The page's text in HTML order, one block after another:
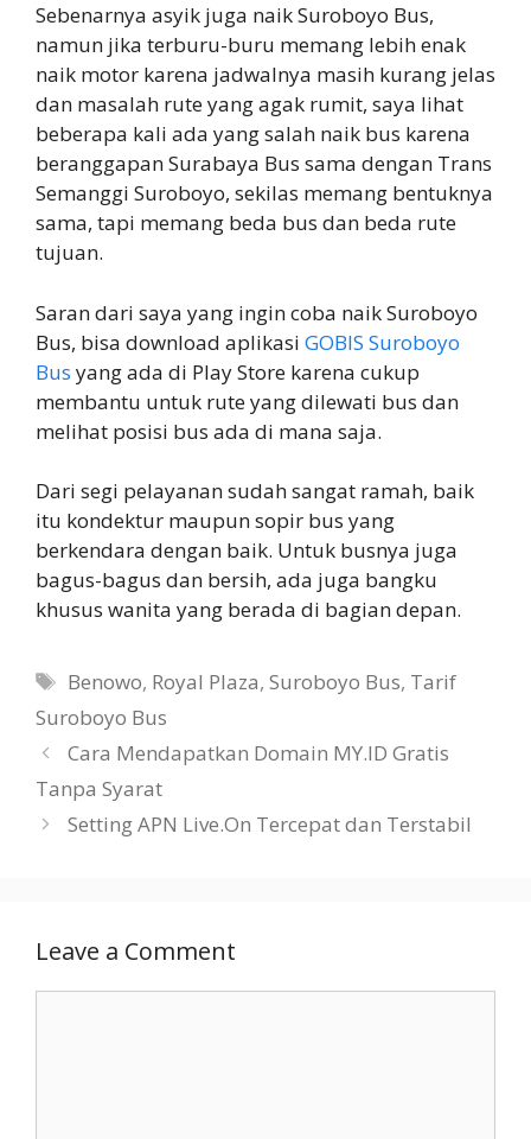
Sebenarnya asyik juga naik Suroboyo Bus,
namun jika terburu-buru memang lebih enak
naik motor karena jadwalnya masih kurang jelas
dan masalah rute yang agak rumit, saya lihat
beberapa kali ada yang salah naik bus karena
beranggapan Surabaya Bus sama dengan Trans
Semanggi Suroboyo, sekilas memang bentuknya
sama, tapi memang beda bus dan beda rute
tujuan.
Saran dari saya yang ingin coba naik Suroboyo
Bus, bisa download aplikasi GOBIS Suroboyo
Bus yang ada di Play Store karena cukup
membantu untuk rute yang dilewati bus dan
melihat posisi bus ada di mana saja.
Dari segi pelayanan sudah sangat ramah, baik
itu kondektur maupun sopir bus yang
berkendara dengan baik. Untuk busnya juga
bagus-bagus dan bersih, ada juga bangku
khusus wanita yang berada di bagian depan.
Tags
Benowo, Royal Plaza,Suroboyo Bus, Tarif
Suroboyo Bus
Cara Mendapatkan Domain MY.ID Gratis
Tanpa Syarat
Setting APN Live.On Tercepat dan Terstabil
Leave a Comment